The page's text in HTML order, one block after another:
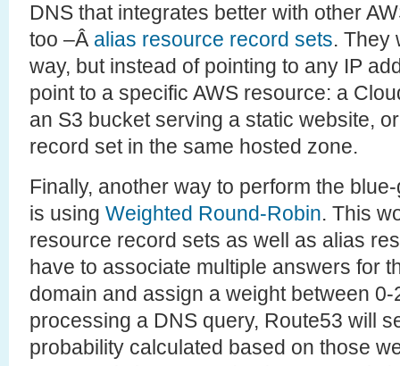
DNS that integrates better with other
too –Â alias resource record sets. They
way, but instead of pointing to any IP
point to a specific AWS resource: a
an S3 bucket serving a static website,
record set in the same hosted zone.
Finally, another way to perform the
is using Weighted Round-Robin. This
resource record sets as well as alias
have to associate multiple answers for
domain and assign a weight between
processing a DNS query, Route53 will
probability calculated based on those